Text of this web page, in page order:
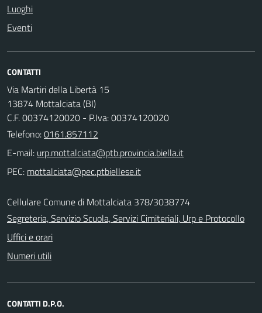
Luoghi
Eventi
CONTATTI
Via Martiri della Libertà 15
13874 Mottalciata (BI)
C.F. 00374120020 - P.Iva: 00374120020
Telefono:0161.857112
E-mail:
PEC:
Cellulare Comune di Mottalciata 378/3038774
Segreteria, Servizio Scuola, Servizi Cimiteriali, Urp e Protocollo
Uffici e orari
Numeri utili
CONTATTI D.P.O.